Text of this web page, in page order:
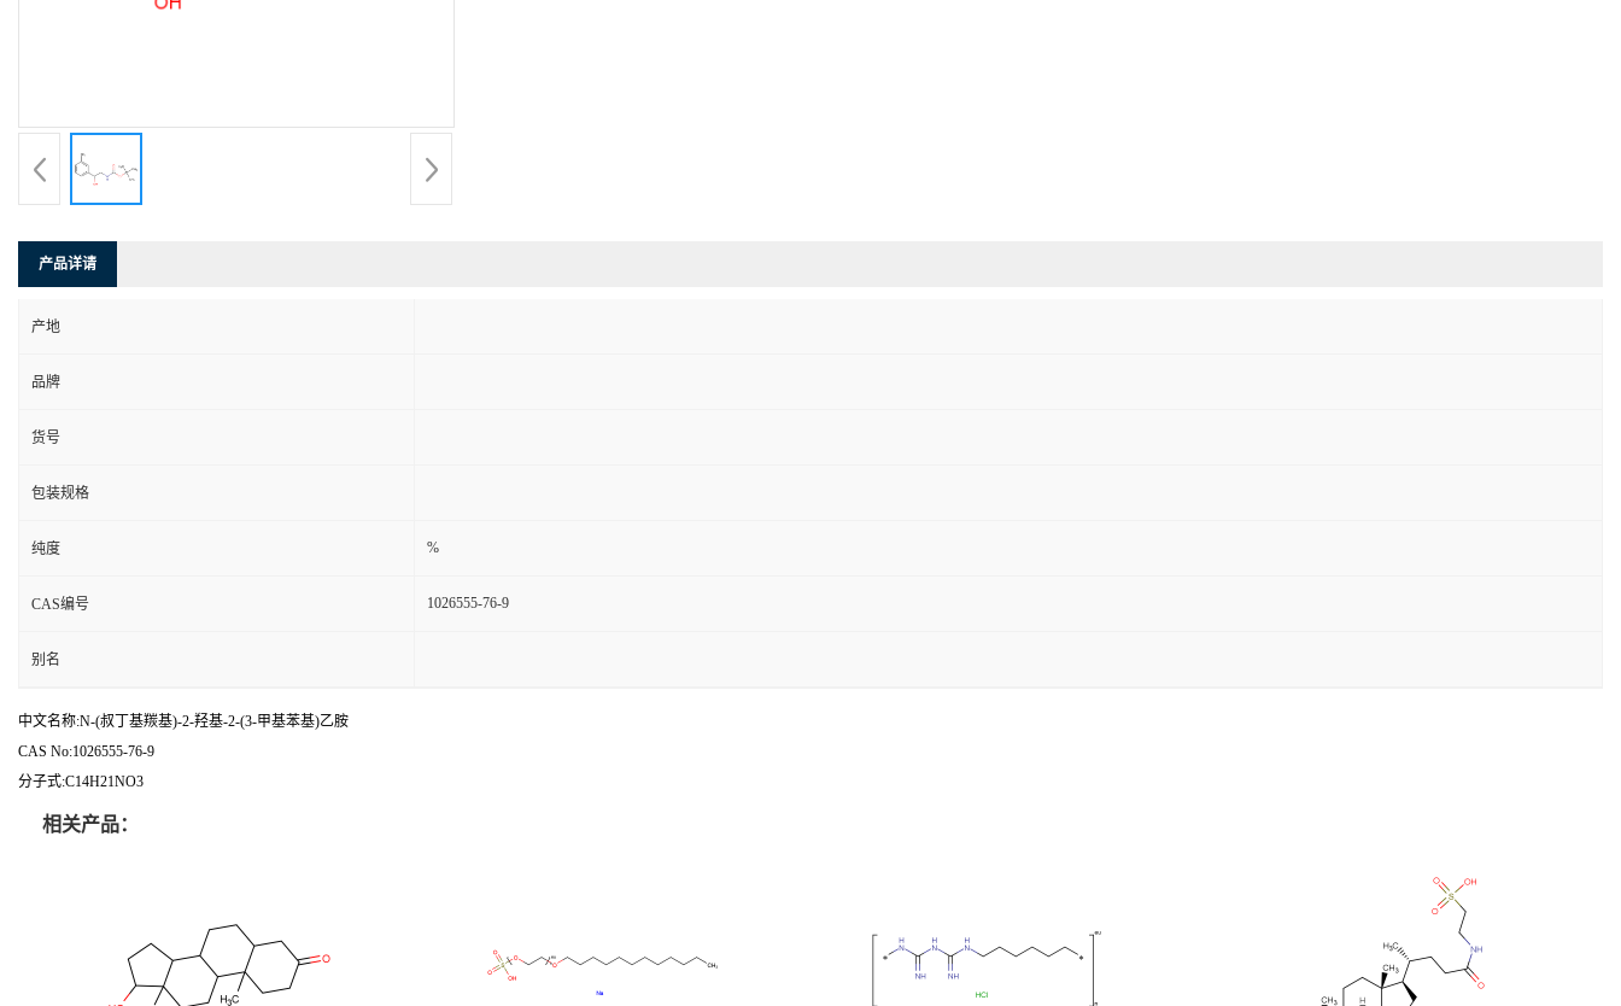
产品详请
产地
品牌
货号
包装规格
纯度 %
CAS编号 1026555-76-9
别名
中文名称:N-(叔丁基羰基)-2-羟基-2-(3-甲基苯基)乙胺
CAS No:1026555-76-9
分子式:C14H21NO3
相关产品：